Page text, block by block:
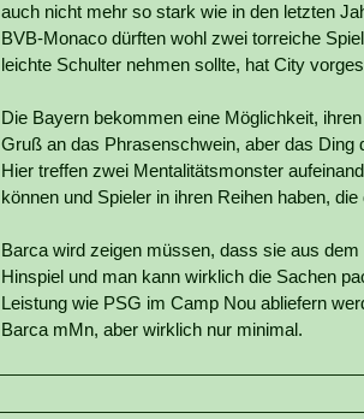
auch nicht mehr so stark wie in den letzten
BVB-Monaco dürften wohl zwei torreiche
leichte Schulter nehmen sollte, hat City
Die Bayern bekommen eine Möglichkeit,
Gruß an das Phrasenschwein, aber das
Hier treffen zwei Mentalitätsmonster
können und Spieler in ihren Reihen haben,
Barca wird zeigen müssen, dass sie aus
Hinspiel und man kann wirklich die Sachen
Leistung wie PSG im Camp Nou abliefern
Barca mMn, aber wirklich nur minimal.